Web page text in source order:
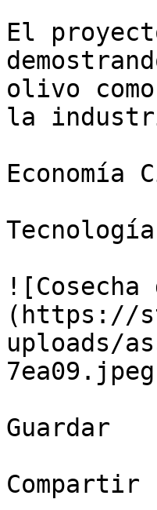
El
olivo
la
Economía
(https://
uploads/
Guardar
Compartir